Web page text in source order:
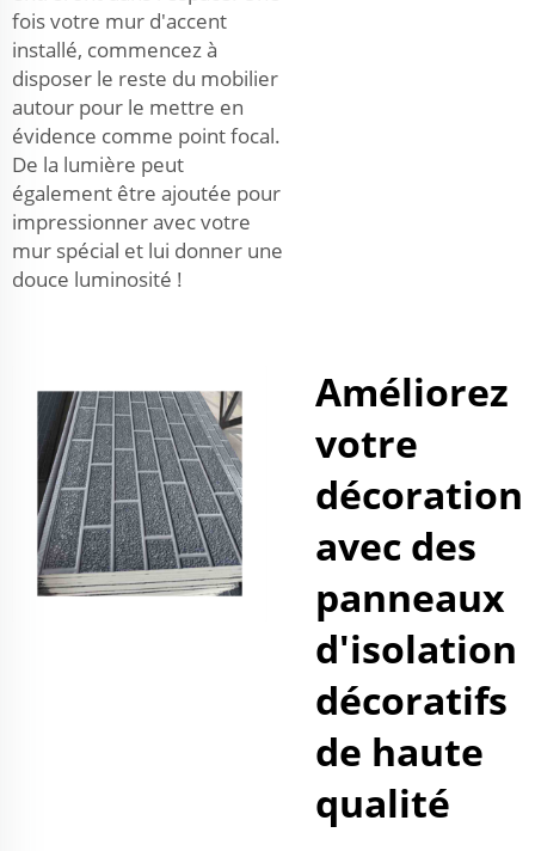
fois votre mur d'accent
installé, commencez à
disposer le reste du mobilier
autour pour le mettre en
évidence comme point focal.
De la lumière peut
également être ajoutée pour
impressionner avec votre
mur spécial et lui donner une
douce luminosité !
Améliorez
votre
décoration
avec des
panneaux
d'isolation
décoratifs
de haute
qualité